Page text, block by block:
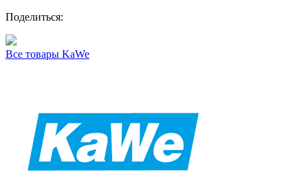
Поделиться:
Все товары KaWe